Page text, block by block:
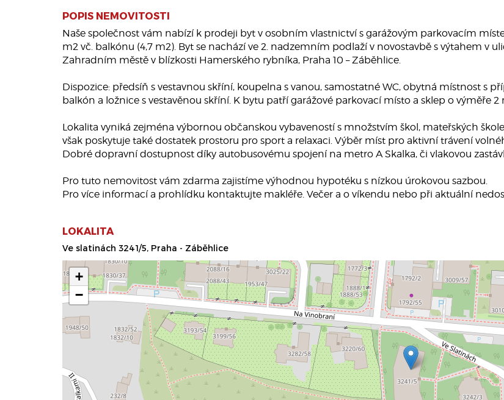
POPIS NEMOVITOSTI
Naše společnost vám nabízí k prodeji byt v osobním vlastnictví s garážovým parkovacím
m2 vč. balkónu (4,7 m2). Byt se nachází ve 2. nadzemním podlaží v novostavbě s výtahem v
Zahradním městě v blízkosti Hamerského rybníka, Praha 10 – Záběhlice.
Dispozice: předsíň s vestavnou skříní, koupelna s vanou, samostatné WC, obytná místnost s
balkón a ložnice s vestavěnou skříní. K bytu patří garážové parkovací místo a sklep o výměře 2
Lokalita vyniká zejména výbornou občanskou vybaveností s množstvím škol, mateřských
však poskytuje také dostatek prostoru pro sport a relaxaci. Výběr míst pro aktivní trávení
Dobré dopravní dostupnost díky autobusovému spojení na metro A Skalka, či vlakovou
Pro tuto nemovitost vám zdarma zajistíme výhodnou hypotéku s nízkou úrokovou sazbou.
Pro více informací a prohlídku kontaktujte makléře. Večer a o víkendu nebo při aktuální
LOKALITA
Ve slatinách 3241/5, Praha - Záběhlice
+
−